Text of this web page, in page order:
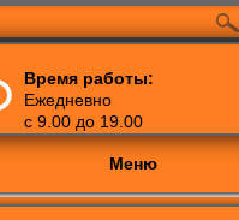
Время работы:
Ежедневно
с 9.00 до 19.00
Меню